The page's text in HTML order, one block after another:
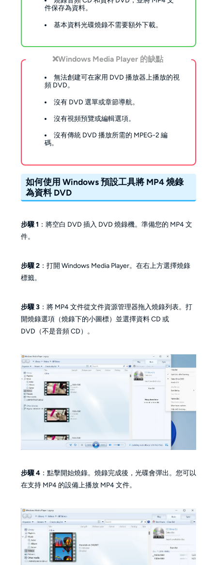
件保存為資料。
基本資料光碟燒錄不需要額外下載。
❌Windows Media Player 的缺點
無法創建可在家用 DVD 播放器上播放的視
頻 DVD。
沒有 DVD 選單或章節導航。
沒有視頻預覽或編輯選項。
沒有傳統 DVD 播放所需的 MPEG-2 編
碼。
如何使用 Windows 預設工具將 MP4 燒錄
為資料 DVD
步驟 1 ：將空白 DVD 插入 DVD 燒錄機。準備您的 MP4 文
件。
步驟 2：打開 Windows Media Player。在右上方選擇燒錄
標籤。
步驟 3：將 MP4 文件從文件資源管理器拖入燒錄列表。打
開燒錄選項（燒錄下的小圖標）並選擇資料 CD 或
DVD（不是音頻 CD）。
步驟 4：點擊開始燒錄。燒錄完成後，光碟會彈出。您可以
在支持 MP4 的設備上播放 MP4 文件。